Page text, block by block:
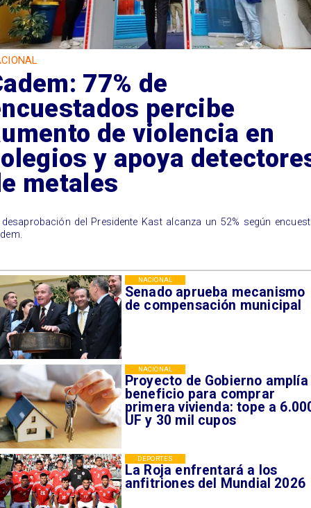
Senado aprueba mecanismo
de compensación municipal
NACIONAL
Proyecto de Gobierno amplía
beneficio para comprar
primera vivienda: tope a
UF y 30 mil cupos
NACIONAL
La Roja enfrentará a los
anfitriones del Mundial 2026
DEPORTES
77% de
percibe
de violencia en
y apoya
metales
del Presidente Kast alcanza un 52% según